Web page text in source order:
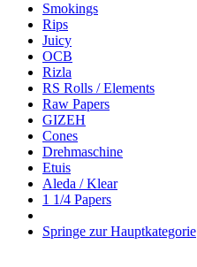
Smokings
Rips
Juicy
OCB
Rizla
RS Rolls / Elements
Raw Papers
GIZEH
Cones
Drehmaschine
Etuis
Aleda / Klear
1 1/4 Papers
Springe zur Hauptkategorie